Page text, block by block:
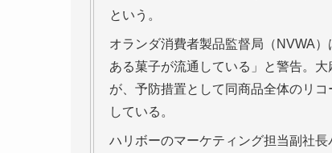
という。
オランダ消費者製品監督局（NVWA
ある菓子が流通している」と警告。
が、予防措置として同商品全体のリ
している。
ハリボーのマーケティング担当副社